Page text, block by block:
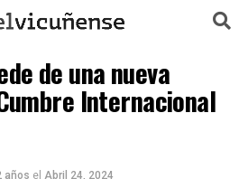
de una nueva
Internacional
años el Abril 24, 2024